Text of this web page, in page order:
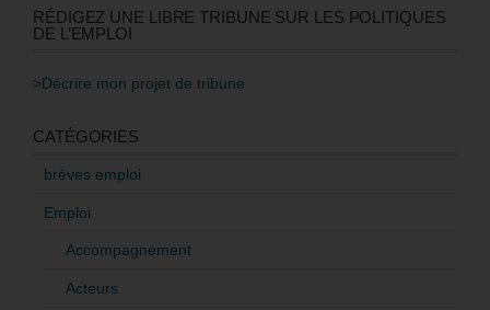
RÉDIGEZ UNE LIBRE TRIBUNE SUR LES POLITIQUES
DE L’EMPLOI
>Décrire mon projet de tribune
CATÉGORIES
brèves emploi
Emploi
Accompagnement
Acteurs